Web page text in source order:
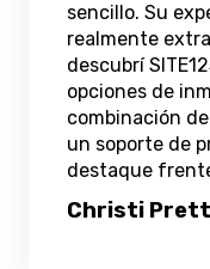
sencillo. Su
realmente
descubrí
opciones de
combinación
un soporte de
destaque
Christi